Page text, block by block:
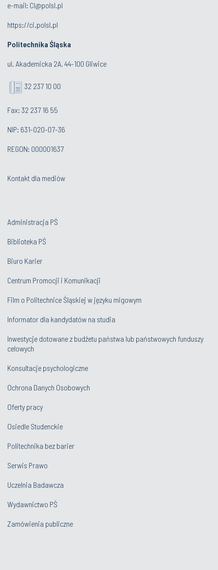
e-mail: CI@polsl.pl
https://ci.polsl.pl
Politechnika Śląska
ul. Akademicka 2A, 44-100 Gliwice
32 237 10 00
Fax: 32 237 16 55
NIP: 631-020-07-36
REGON: 000001637
Kontakt dla mediów
Administracja PŚ
Biblioteka PŚ
Biuro Karier
Centrum Promocji i Komunikacji
Film o Politechnice Śląskiej w języku migowym
Informator dla kandydatów na studia
Inwestycje dotowane z budżetu państwa lub państwowych funduszy
celowych
Konsultacje psychologiczne
Ochrona Danych Osobowych
Oferty pracy
Osiedle Studenckie
Politechnika bez barier
Serwis Prawo
Uczelnia Badawcza
Wydawnictwo PŚ
Zamówienia publiczne